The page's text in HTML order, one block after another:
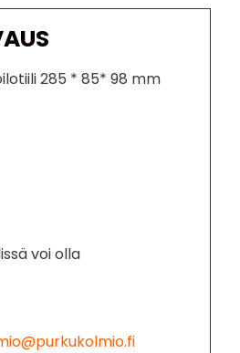
285 * 85* 98 mm
voi olla